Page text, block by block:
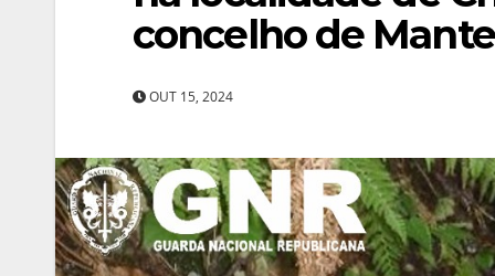
concelho de
OUT 15, 2024